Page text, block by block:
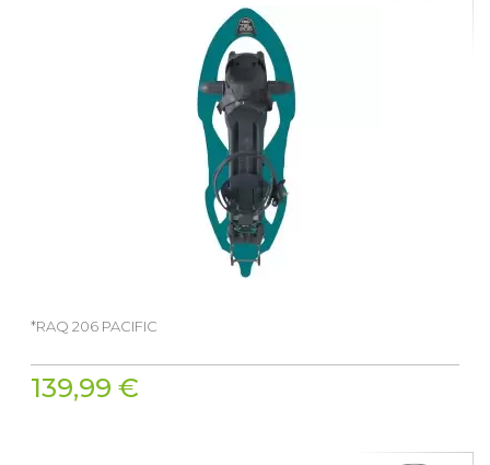
*RAQ 206 PACIFIC
139,99 €